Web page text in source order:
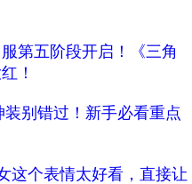
第五阶段开启！《三角
！
装别错过！新手必看重点
这个表情太好看，直接让